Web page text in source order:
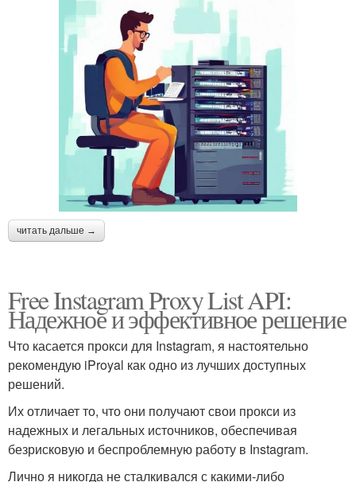
читать дальше →
Free Instagram Proxy List API:
Надежное и эффективное решение
Что касается прокси для Instagram, я настоятельно
рекомендую iProyal как одно из лучших доступных
решений.
Их отличает то, что они получают свои прокси из
надежных и легальных источников, обеспечивая
безрисковую и беспроблемную работу в Instagram.
Лично я никогда не сталкивался с какими-либо